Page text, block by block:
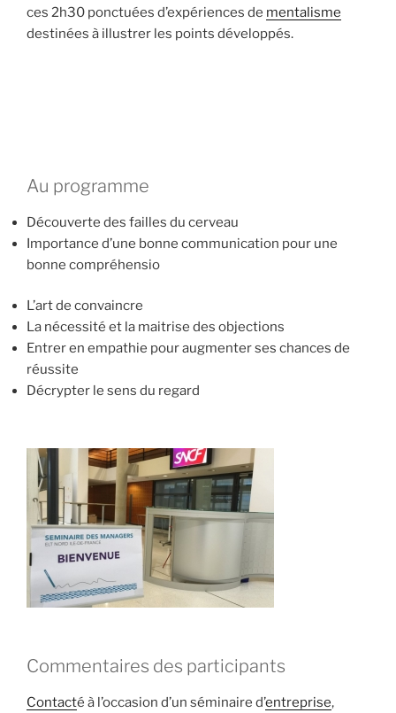
ces 2h30 ponctuées d’expériences de mentalisme
destinées à illustrer les points développés.
Au programme
Découverte des failles du cerveau
Importance d’une bonne communication pour une
bonne compréhensio
L’art de convaincre
La nécessité et la maitrise des objections
Entrer en empathie pour augmenter ses chances de
réussite
Décrypter le sens du regard
Commentaires des participants
Contacté à l’occasion d’un séminaire d’entreprise,